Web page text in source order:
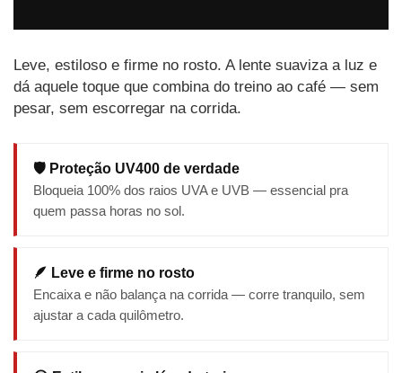
Leve, estiloso e firme no rosto. A lente suaviza a luz e
dá aquele toque que combina do treino ao café — sem
pesar, sem escorregar na corrida.
🛡️ Proteção UV400 de verdade
Bloqueia 100% dos raios UVA e UVB — essencial pra
quem passa horas no sol.
🪶 Leve e firme no rosto
Encaixa e não balança na corrida — corre tranquilo, sem
ajustar a cada quilômetro.